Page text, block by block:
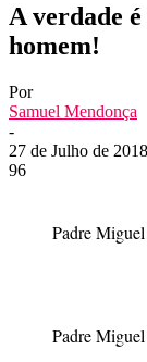
A verdade
homem!
Por
Samuel Mendonça
-
27 de Julho de 2018
96
Padre
Padre